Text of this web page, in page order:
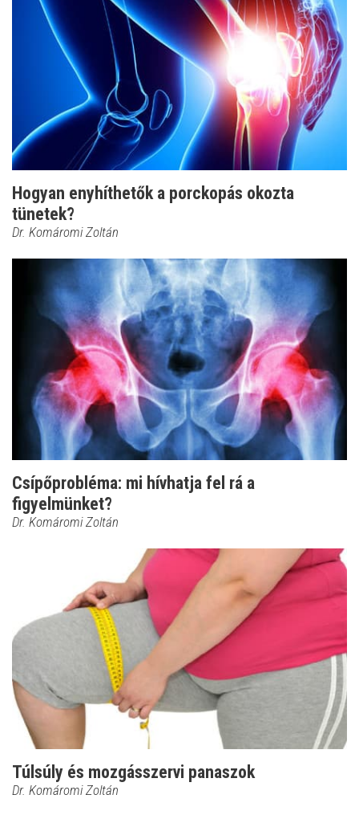
Hogyan enyhíthetők a porckopás okozta
tünetek?
Dr. Komáromi Zoltán
Csípőprobléma: mi hívhatja fel rá a
figyelmünket?
Dr. Komáromi Zoltán
Túlsúly és mozgásszervi panaszok
Dr. Komáromi Zoltán